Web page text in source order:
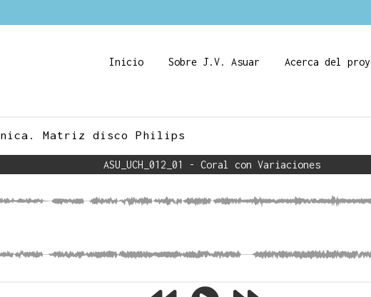
Inicio Sobre J.V. Asuar Acerca del
Matriz disco Philips
ASU_UCH_012_01 - Coral con Variaciones